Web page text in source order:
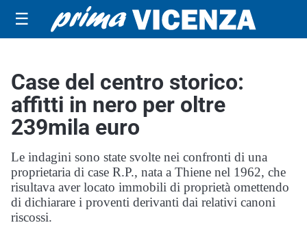
☰
Case del centro storico:
affitti in nero per oltre
239mila euro
Le indagini sono state svolte nei confronti di una
proprietaria di case R.P., nata a Thiene nel 1962, che
risultava aver locato immobili di proprietà omettendo
di dichiarare i proventi derivanti dai relativi canoni
riscossi.